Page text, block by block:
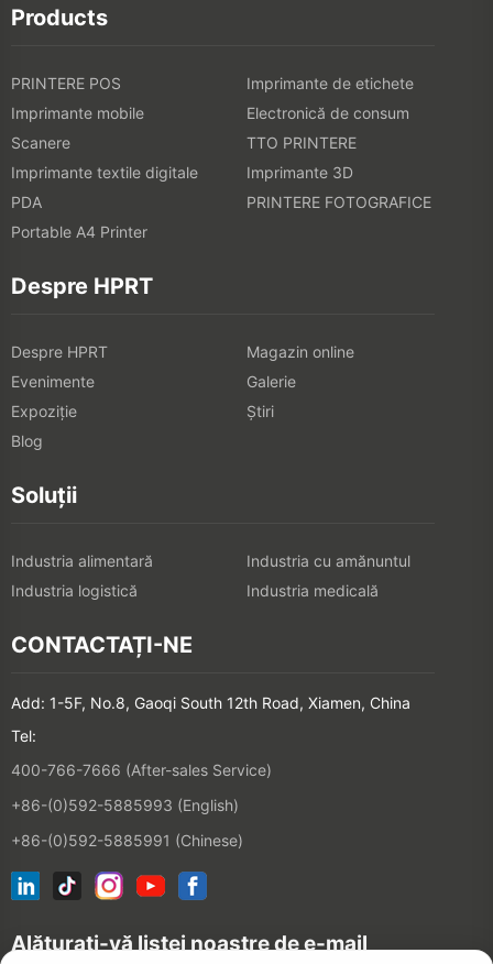
Products
PRINTERE POS
Imprimante de etichete
Imprimante mobile
Electronică de consum
Scanere
TTO PRINTERE
Imprimante textile digitale
Imprimante 3D
PDA
PRINTERE FOTOGRAFICE
Portable A4 Printer
Despre HPRT
Despre HPRT
Magazin online
Evenimente
Galerie
Expoziţie
Știri
Blog
Soluții
Industria alimentară
Industria cu amănuntul
Industria logistică
Industria medicală
CONTACTAȚI-NE
Add: 1-5F, No.8, Gaoqi South 12th Road, Xiamen, China
Tel:
400-766-7666 (After-sales Service)
+86-(0)592-5885993 (English)
+86-(0)592-5885991 (Chinese)
Alăturați-vă listei noastre de e-mail